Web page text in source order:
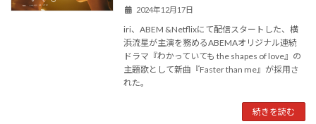
2024年12月17日
iri、ABEM &Netflixにて配信スタートした、横
浜流星が主演を務めるABEMAオリジナル連続
ドラマ『わかっていても the shapes of love』の
主題歌として新曲『Faster than me』が採用さ
れた。
続きを読む